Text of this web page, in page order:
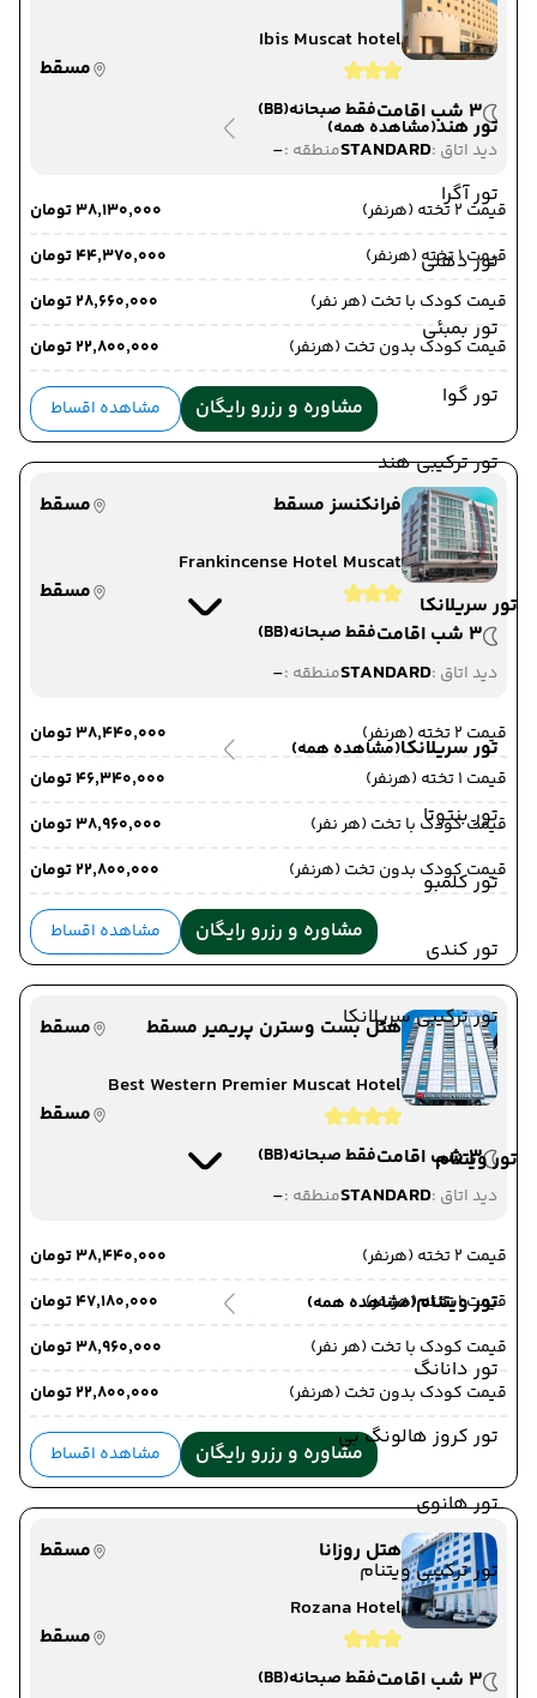
تور هند(مشاهده همه)
تور آگرا
تور دهلی
تور بمبئی
تور گوا
تور ترکیبی هند
تور سریلانکا
تور سریلانکا(مشاهده همه)
تور بنتوتا
تور کلمبو
تور کندی
تور ترکیبی سریلانکا
تور ویتنام
تور ویتنام(مشاهده همه)
تور دانانگ
تور کروز هالونگ بی
تور هانوی
تور ترکیبی ویتنام
Ibis Muscat hotel
مسقط
3 شب اقامت
فقط صبحانه(BB)
دید اتاق :STANDARDمنطقه :-
قیمت 2 تخته (هرنفر)
۳۸٬۱۳۰٬۰۰۰ تومان
قیمت 1 تخته (هرنفر)
۴۴٬۳۷۰٬۰۰۰ تومان
قیمت کودک با تخت (هر نفر)
۲۸٬۶۶۰٬۰۰۰ تومان
قیمت کودک بدون تخت (هرنفر)
۲۲٬۸۰۰٬۰۰۰ تومان
مشاوره و رزرو رایگان مشاهده اقساط
فرانکنسز مسقط
مسقط
Frankincense Hotel Muscat
مسقط
3 شب اقامت
فقط صبحانه(BB)
دید اتاق :STANDARDمنطقه :-
قیمت 2 تخته (هرنفر)
۳۸٬۴۴۰٬۰۰۰ تومان
قیمت 1 تخته (هرنفر)
۴۶٬۳۴۰٬۰۰۰ تومان
قیمت کودک با تخت (هر نفر)
۳۸٬۹۶۰٬۰۰۰ تومان
قیمت کودک بدون تخت (هرنفر)
۲۲٬۸۰۰٬۰۰۰ تومان
مشاوره و رزرو رایگان مشاهده اقساط
هتل بست وسترن پریمیر مسقط
مسقط
Best Western Premier Muscat Hotel
مسقط
3 شب اقامت
فقط صبحانه(BB)
دید اتاق :STANDARDمنطقه :-
قیمت 2 تخته (هرنفر)
۳۸٬۴۴۰٬۰۰۰ تومان
قیمت 1 تخته (هرنفر)
۴۷٬۱۸۰٬۰۰۰ تومان
قیمت کودک با تخت (هر نفر)
۳۸٬۹۶۰٬۰۰۰ تومان
قیمت کودک بدون تخت (هرنفر)
۲۲٬۸۰۰٬۰۰۰ تومان
مشاوره و رزرو رایگان مشاهده اقساط
هتل روزانا
مسقط
Rozana Hotel
مسقط
3 شب اقامت
فقط صبحانه(BB)